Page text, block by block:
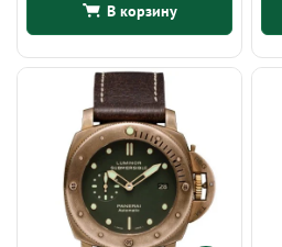
В корзину